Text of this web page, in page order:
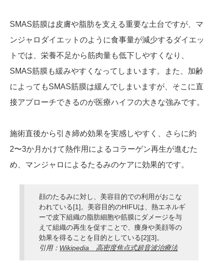
SMAS筋膜は皮膚や脂肪を支える重要な土台ですが、マ
ンジャロダイエットのように食事量が減少するダイエッ
トでは、栄養不足から筋肉量も低下しやすくなり、
SMAS筋膜も緩みやすくなってしまいます。また、加齢
によってもSMAS筋膜は緩んでしまいますが、そこに直
接アプローチできるのが医療ハイフの大きな強みです。
施術直後から引き締め効果を実感しやすく、さらに約
2〜3か月かけて熱作用によるコラーゲン再生が進むた
め、マンジャロによるたるみのケアに効果的です。
顔のたるみに対し、美容目的での利用がおこな
われている[1]。美容目的のHIFUは、熱エネルギ
ーで皮下組織の脂肪細胞や筋膜にダメージを与
えて組織の再生を促すことで、痩身や美顔等の
効果を得ることを目的としている[2][3]。
引用： Wikipedia 高密度焦点式超音波治療法